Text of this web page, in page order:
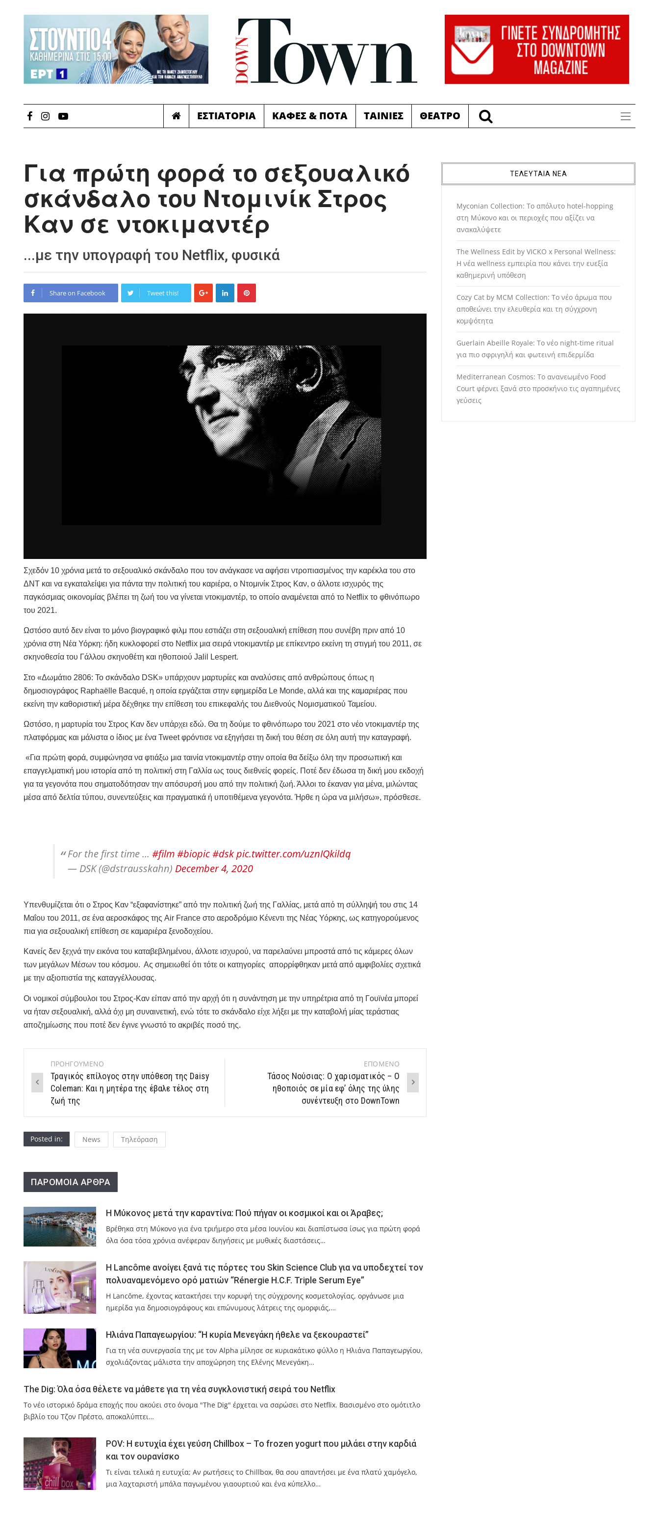
ΕΣΤΙΑΤΟΡΙΑ ΚΑΦΕΣ & ΠΟΤΑ ΤΑΙΝΙΕΣ ΘΕΑΤΡΟ
Για πρώτη φορά το σεξουαλικό
σκάνδαλο του Ντομινίκ Στρος
Καν σε ντοκιμαντέρ
...με την υπογραφή του Netflix, φυσικά
Share on Facebook Tweet this!
Σχεδόν 10 χρόνια μετά το σεξουαλικό σκάνδαλο που τον ανάγκασε να αφήσει ντροπιασμένος την καρέκλα του στο
ΔΝΤ και να εγκαταλείψει για πάντα την πολιτική του καριέρα, ο Ντομινίκ Στρος Καν, ο άλλοτε ισχυρός της
παγκόσμιας οικονομίας βλέπει τη ζωή του να γίνεται ντοκιμαντέρ, το οποίο αναμένεται από το Netflix το φθινόπωρο
του 2021.
Ωστόσο αυτό δεν είναι το μόνο βιογραφικό φιλμ που εστιάζει στη σεξουαλική επίθεση που συνέβη πριν από 10
χρόνια στη Νέα Υόρκη: ήδη κυκλοφορεί στο Netflix μια σειρά ντοκιμαντέρ με επίκεντρο εκείνη τη στιγμή του 2011, σε
σκηνοθεσία του Γάλλου σκηνοθέτη και ηθοποιού Jalil Lespert.
Στο «Δωμάτιο 2806: Το σκάνδαλο DSK» υπάρχουν μαρτυρίες και αναλύσεις από ανθρώπους όπως η
δημοσιογράφος Raphaëlle Bacqué, η οποία εργάζεται στην εφημερίδα Le Monde, αλλά και της καμαριέρας που
εκείνη την καθοριστική μέρα δέχθηκε την επίθεση του επικεφαλής του Διεθνούς Νομισματικού Ταμείου.
Ωστόσο, η μαρτυρία του Στρος Καν δεν υπάρχει εδώ. Θα τη δούμε το φθινόπωρο του 2021 στο νέο ντοκιμαντέρ της
πλατφόρμας και μάλιστα ο ίδιος με ένα Tweet φρόντισε να εξηγήσει τη δική του θέση σε όλη αυτή την καταγραφή.
«Για πρώτη φορά, συμφώνησα να φτιάξω μια ταινία ντοκιμαντέρ στην οποία θα δείξω όλη την προσωπική και
επαγγελματική μου ιστορία από τη πολιτική στη Γαλλία ως τους διεθνείς φορείς. Ποτέ δεν έδωσα τη δική μου εκδοχή
για τα γεγονότα που σηματοδότησαν την απόσυρσή μου από την πολιτική ζωή. Άλλοι το έκαναν για μένα, μιλώντας
μέσα από δελτία τύπου, συνεντεύξεις και πραγματικά ή υποτιθέμενα γεγονότα. Ήρθε η ώρα να μιλήσω», πρόσθεσε.
For the first time … #film#biopic#dskpic.twitter.com/uznIQkildq
— DSK (@dstrausskahn) December 4, 2020
Υπενθυμίζεται ότι ο Στρος Καν “εξαφανίστηκε” από την πολιτική ζωή της Γαλλίας, μετά από τη σύλληψή του στις 14
Μαΐου του 2011, σε ένα αεροσκάφος της Air France στο αεροδρόμιο Κένεντι της Νέας Υόρκης, ως κατηγορούμενος
πια για σεξουαλική επίθεση σε καμαριέρα ξενοδοχείου.
Κανείς δεν ξεχνά την εικόνα του καταβεβλημένου, άλλοτε ισχυρού, να παρελαύνει μπροστά από τις κάμερες όλων
των μεγάλων Μέσων του κόσμου. Ας σημειωθεί ότι τότε οι κατηγορίες απορρίφθηκαν μετά από αμφιβολίες σχετικά
με την αξιοπιστία της καταγγέλλουσας.
Οι νομικοί σύμβουλοι του Στρος-Καν είπαν από την αρχή ότι η συνάντηση με την υπηρέτρια από τη Γουϊνέα μπορεί
να ήταν σεξουαλική, αλλά όχι μη συναινετική, ενώ τότε το σκάνδαλο είχε λήξει με την καταβολή μίας τεράστιας
αποζημίωσης που ποτέ δεν έγινε γνωστό το ακριβές ποσό της.
Post
navigation
ΠΡΟΗΓΟΥΜΕΝΟ
Τραγικός επίλογος στην υπόθεση της Daisy
Coleman: Και η μητέρα της έβαλε τέλος στη
ζωή της
ΕΠΟΜΕΝΟ
Τάσος Νούσιας: Ο χαρισματικός – Ο
ηθοποιός σε μία εφ’ όλης της ύλης
συνέντευξη στο DownTown
Posted in: News Τηλεόραση
ΠΑΡΟΜΟΙΑ ΑΡΘΡΑ
Η Μύκονος μετά την καραντίνα: Πού πήγαν οι κοσμικοί και οι Άραβες;
Βρέθηκα στη Μύκονο για ένα τριήμερο στα μέσα Ιουνίου και διαπίστωσα ίσως για πρώτη φορά
όλα όσα τόσα χρόνια ανέφεραν διηγήσεις με μυθικές διαστάσεις…
H Lancôme ανοίγει ξανά τις πόρτες του Skin Science Club για να υποδεχτεί τον
πολυαναμενόμενο ορό ματιών “Rénergie H.C.F. Triple Serum Eye”
Η Lancôme, έχοντας κατακτήσει την κορυφή της σύγχρονης κοσμετολογίας, οργάνωσε μια
ημερίδα για δημοσιογράφους και επώνυμους λάτρεις της ομορφιάς,…
Ηλιάνα Παπαγεωργίου: “Η κυρία Μενεγάκη ήθελε να ξεκουραστεί”
Για τη νέα συνεργασία της με τον Alpha μίλησε σε κυριακάτικο φύλλο η Ηλιάνα Παπαγεωργίου,
σχολιάζοντας μάλιστα την αποχώρηση της Ελένης Μενεγάκη…
The Dig: Όλα όσα θέλετε να μάθετε για τη νέα συγκλονιστική σειρά του Netflix
Το νέο ιστορικό δράμα εποχής που ακούει στο όνομα "The Dig" έρχεται να σαρώσει στο Netflix. Βασισμένο στο ομότιτλο
βιβλίο του Τζον Πρέστο, αποκαλύπτει…
POV: Η ευτυχία έχει γεύση Chillbox – Το frozen yogurt που μιλάει στην καρδιά
και τον ουρανίσκο
Τι είναι τελικά η ευτυχία; Αν ρωτήσεις το Chillbox, θα σου απαντήσει με ένα πλατύ χαμόγελο,
μια λαχταριστή μπάλα παγωμένου γιαουρτιού και ένα κύπελλο…
ΤΕΛΕΥΤΑΙΑ ΝΕΑ
Myconian Collection: Το απόλυτο hotel-hopping
στη Μύκονο και οι περιοχές που αξίζει να
ανακαλύψετε
The Wellness Edit by VICKO x Personal Wellness:
Η νέα wellness εμπειρία που κάνει την ευεξία
καθημερινή υπόθεση
Cozy Cat by MCM Collection: Το νέο άρωμα που
αποθεώνει την ελευθερία και τη σύγχρονη
κομψότητα
Guerlain Abeille Royale: Το νέο night-time ritual
για πιο σφριγηλή και φωτεινή επιδερμίδα
Mediterranean Cosmos: Το ανανεωμένο Food
Court φέρνει ξανά στο προσκήνιο τις αγαπημένες
γεύσεις